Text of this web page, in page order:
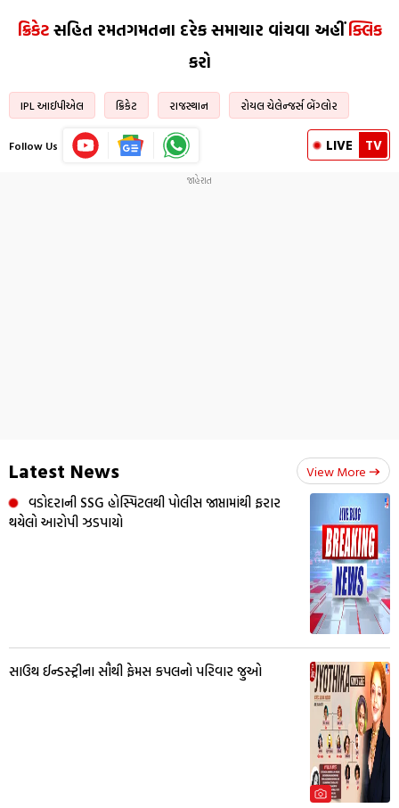
ક્રિકેટસહિત રમતગમતના દરેક સમાચાર વાંચવા અહીંક્લિક
કરો
IPL આઈપીએલ ક્રિકેટ રાજસ્થાન રોયલ ચેલેન્જર્સ બેંગ્લોર
Follow Us LIVE TV
Latest News View More
વડોદરાની SSG હોસ્પિટલથી પોલીસ જાપ્તામાંથી ફરાર
થયેલો આરોપી ઝડપાયો
સાઉથ ઈન્ડસ્ટ્રીના સૌથી ફેમસ કપલનો પરિવાર જુઓ